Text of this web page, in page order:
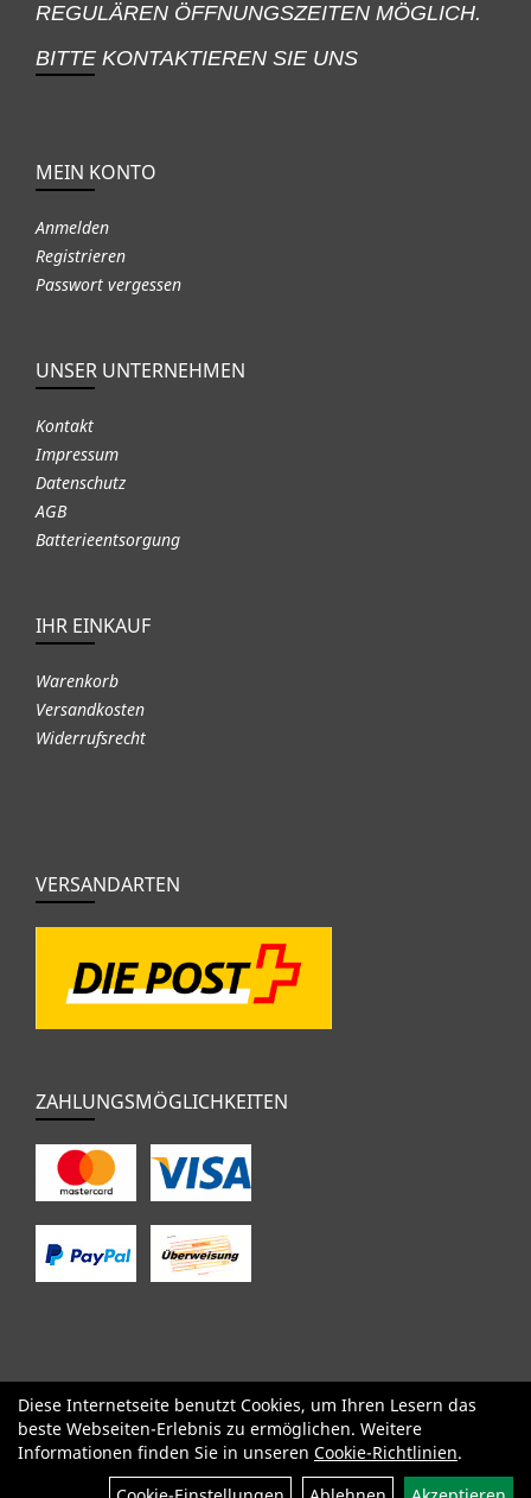
Filter
REGULÄREN ÖFFNUNGSZEITEN MÖGLICH.
BITTE KONTAKTIEREN SIE UNS
MEIN KONTO
Anmelden
Registrieren
Passwort vergessen
UNSER UNTERNEHMEN
Kontakt
Impressum
Datenschutz
AGB
Batterieentsorgung
IHR EINKAUF
Warenkorb
Versandkosten
Widerrufsrecht
VERSANDARTEN
ZAHLUNGSMÖGLICHKEITEN
SALE Specialized Factor Cervélo BMC Orbea
Yeti
Pinarello
OPEN Kids / BMX Komponenten
Bekleidung
Zubehör
Sale
Diese Internetseite benutzt Cookies, um Ihren Lesern das
beste Webseiten-Erlebnis zu ermöglichen. Weitere
Informationen finden Sie in unseren Cookie-Richtlinien.